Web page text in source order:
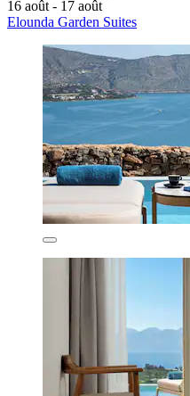
16 août - 17 août
Elounda Garden Suites